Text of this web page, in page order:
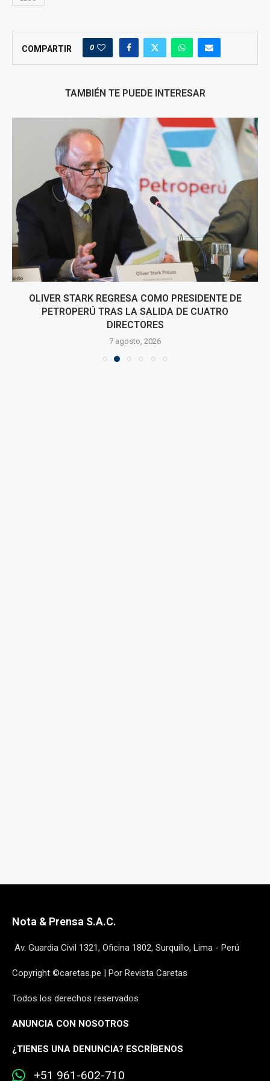
COMPARTIR 0
TAMBIÉN TE PUEDE INTERESAR
OLIVER STARK REGRESA COMO PRESIDENTE DE
PETROPERÚ TRAS LA SALIDA DE CUATRO
DIRECTORES
7 agosto, 2026
Nota & Prensa S.A.C.
Av. Guardia Civil 1321, Oficina 1802, Surquillo, Lima - Perú
Copyright ©caretas.pe | Por Revista Caretas
Todos los derechos reservados
ANUNCIA CON NOSOTROS
¿TIENES UNA DENUNCIA? ESCRÍBENOS
+51 961-602-710